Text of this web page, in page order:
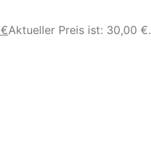
€Aktueller Preis ist: 30,00 €.